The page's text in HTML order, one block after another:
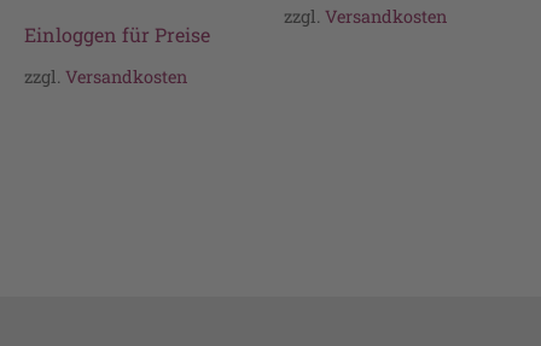
Einloggen für Preise
zzgl. Versandkosten
zzgl.Versandkosten